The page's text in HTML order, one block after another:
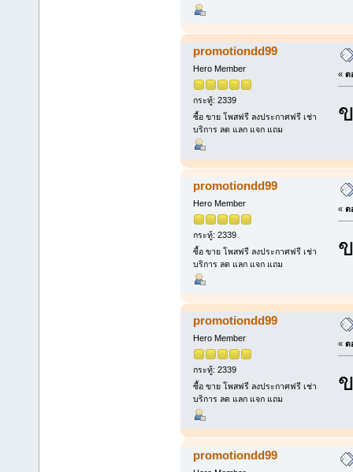
promotiondd99
Hero Member
กระทู้: 2339
ซื้อ ขาย โพสฟรี ลงประกาศฟรี เช่า
บริการ ลด แลก แจก แถม
« ต
promotiondd99
Hero Member
กระทู้: 2339
ซื้อ ขาย โพสฟรี ลงประกาศฟรี เช่า
บริการ ลด แลก แจก แถม
« ต
promotiondd99
Hero Member
กระทู้: 2339
ซื้อ ขาย โพสฟรี ลงประกาศฟรี เช่า
บริการ ลด แลก แจก แถม
« ต
promotiondd99